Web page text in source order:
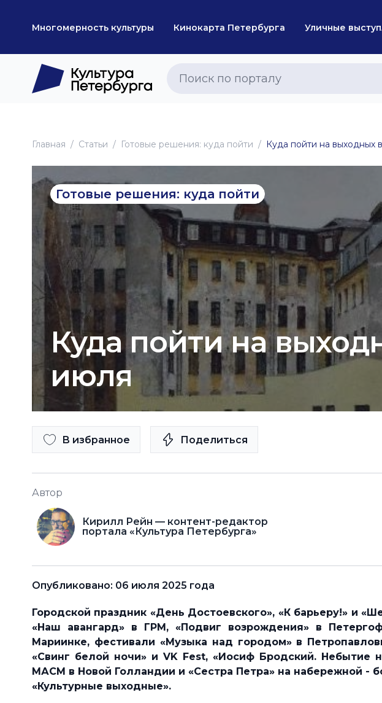
Многомерность культуры Кинокарта Петербурга Уличные
Главная Статьи Готовые решения: куда пойти Куда пойти на выходных
Готовые решения: куда пойти
Куда пойти на
июля
В избранное Поделиться
Автор
Кирилл Рейн — контент-редактор
портала «Культура Петербурга»
Опубликовано: 06 июля 2025 года
Городской праздник «День Достоевского», «К барьеру!» и
«Наш авангард» в ГРМ, «Подвиг возрождения» в
Мариинке, фестивали «Музыка над городом» в
«Свинг белой ночи» и VK Fest, «Иосиф Бродский. Небытие
МАСМ в Новой Голландии и «Сестра Петра» на набережной -
«Культурные выходные».